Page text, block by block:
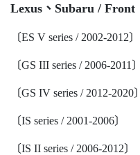
Lexus、Subaru / Front
〔ES V series / 2002-2012〕
〔GS III series / 2006-2011〕
〔GS IV series / 2012-2020〕
〔IS series / 2001-2006〕
〔IS II series / 2006-2012〕